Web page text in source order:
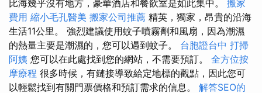
比海幾乎沒有地方，豪華酒店和餐飲室是如此集中。 搬家
費用 縮小毛孔醫美 搬家公司推薦 精英，獨家，昂貴的沿海
生活11公里。 強烈建議使用蚊子噴霧劑和風扇，因為潮濕
的熱量主要是潮濕的，您可以遇到蚊子。 台胞證台中 打掃
阿姨 您可以在此處找到您的網站，不需要預訂。 全方位按
摩療程 很多時候，有鏈接導致給定地標的觀點，因此您可
以輕鬆找到有關門票價格和預訂需求的信息。 解答SEO的